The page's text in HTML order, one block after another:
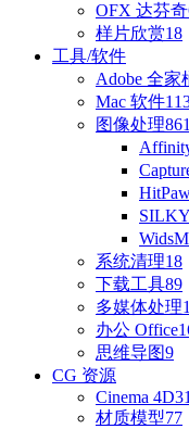
OFX 达芬奇
样片欣赏18
工具/软件
Adobe 全家
Mac 软件
图像处理861
系统清理18
下载工具89
多媒体处理
办公 Office
思维导图9
CG 资源
Cinema 4D31
材质模型77